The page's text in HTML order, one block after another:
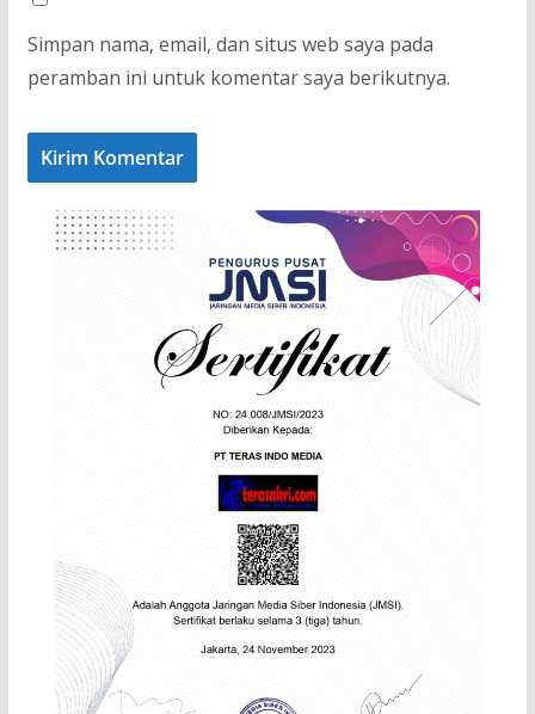
Simpan nama, email, dan situs web saya pada
peramban ini untuk komentar saya berikutnya.